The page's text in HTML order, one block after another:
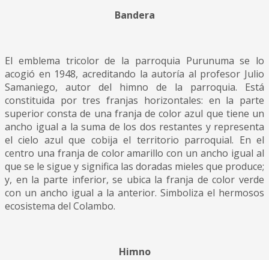
Bandera
El emblema tricolor de la parroquia Purunuma se lo
acogió en 1948, acreditando la autoría al profesor Julio
Samaniego, autor del himno de la parroquia. Está
constituida por tres franjas horizontales: en la parte
superior consta de una franja de color azul que tiene un
ancho igual a la suma de los dos restantes y representa
el cielo azul que cobija el territorio parroquial. En el
centro una franja de color amarillo con un ancho igual al
que se le sigue y significa las doradas mieles que produce;
y, en la parte inferior, se ubica la franja de color verde
con un ancho igual a la anterior. Simboliza el hermosos
ecosistema del Colambo.
Himno